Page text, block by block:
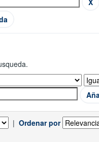
| Ordenar por